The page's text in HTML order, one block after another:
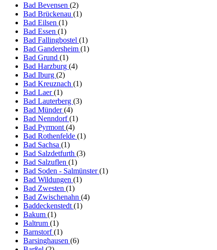
Bad Bevensen (2)
Bad Brückenau (1)
Bad Eilsen (1)
Bad Essen (1)
Bad Fallingbostel (1)
Bad Gandersheim (1)
Bad Grund (1)
Bad Harzburg (4)
Bad Iburg (2)
Bad Kreuznach (1)
Bad Laer(1)
Bad Lauterberg (3)
Bad Münder(4)
Bad Nenndorf(1)
Bad Pyrmont (4)
Bad Rothenfelde (1)
Bad Sachsa (1)
Bad Salzdetfurth (3)
Bad Salzuflen (1)
Bad Soden - Salmünster(1)
Bad Wildungen (1)
Bad Zwesten (1)
Bad Zwischenahn (4)
Baddeckenstedt (1)
Bakum (1)
Baltrum (1)
Barnstorf(1)
Barsinghausen (6)